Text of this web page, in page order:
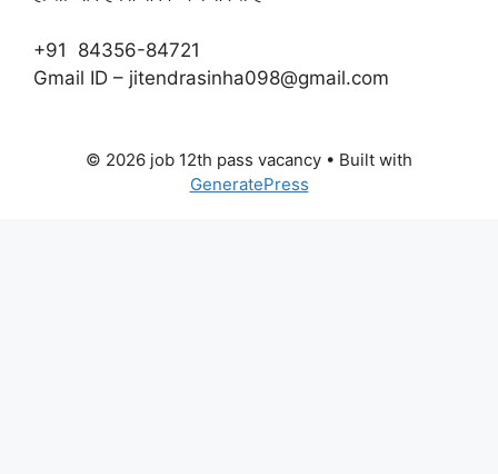
+91 84356-84721
Gmail ID – jitendrasinha098@gmail.com
© 2026 job 12th pass vacancy • Built with
GeneratePress